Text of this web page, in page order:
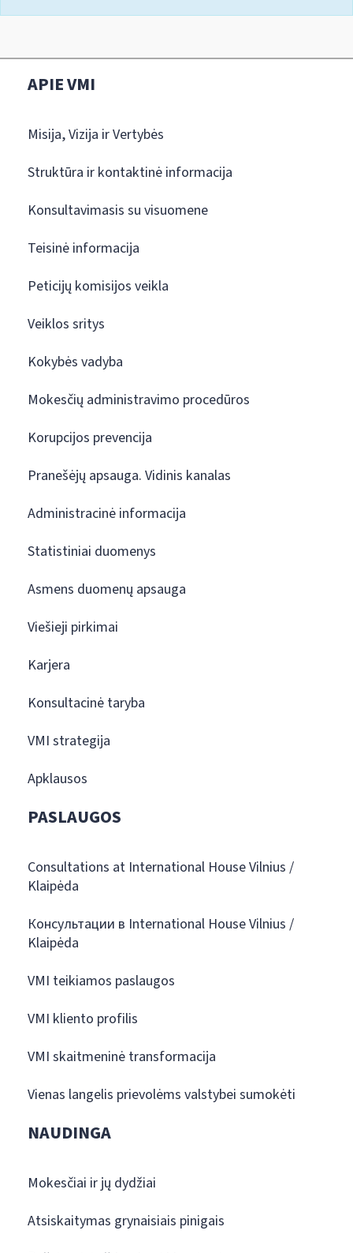
APIE VMI
Misija, Vizija ir Vertybės
Struktūra ir kontaktinė informacija
Konsultavimasis su visuomene
Teisinė informacija
Peticijų komisijos veikla
Veiklos sritys
Kokybės vadyba
Mokesčių administravimo procedūros
Korupcijos prevencija
Pranešėjų apsauga. Vidinis kanalas
Administracinė informacija
Statistiniai duomenys
Asmens duomenų apsauga
Viešieji pirkimai
Karjera
Konsultacinė taryba
VMI strategija
Apklausos
PASLAUGOS
Consultations at International House Vilnius /
Klaipėda
Консультации в International House Vilnius /
Klaipėda
VMI teikiamos paslaugos
VMI kliento profilis
VMI skaitmeninė transformacija
Vienas langelis prievolėms valstybei sumokėti
NAUDINGA
Mokesčiai ir jų dydžiai
Atsiskaitymas grynaisiais pinigais